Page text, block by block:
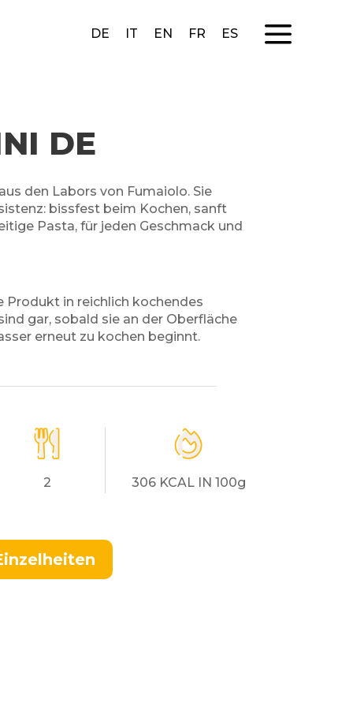
DE IT EN FR ES a
DE
den Labors von Fumaiolo. Sie
bissfest beim Kochen, sanft
Pasta, für jeden Geschmack und
Produkt in reichlich kochendes
gar, sobald sie an der Oberfläche
erneut zu kochen beginnt.
2 306 KCAL IN 100g